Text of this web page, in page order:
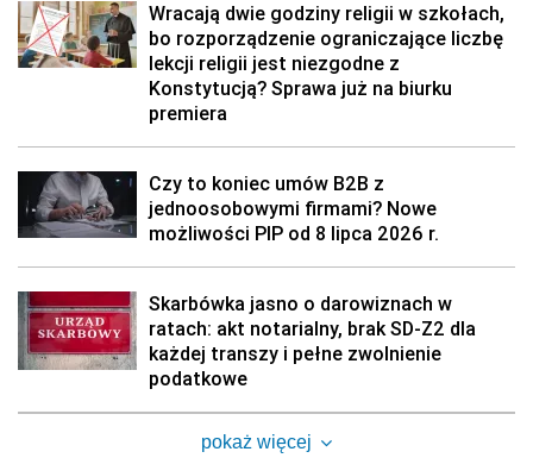
Wracają dwie godziny religii w szkołach,
bo rozporządzenie ograniczające liczbę
lekcji religii jest niezgodne z
Konstytucją? Sprawa już na biurku
premiera
Czy to koniec umów B2B z
jednoosobowymi firmami? Nowe
możliwości PIP od 8 lipca 2026 r.
Skarbówka jasno o darowiznach w
ratach: akt notarialny, brak SD-Z2 dla
każdej transzy i pełne zwolnienie
podatkowe
pokaż więcej